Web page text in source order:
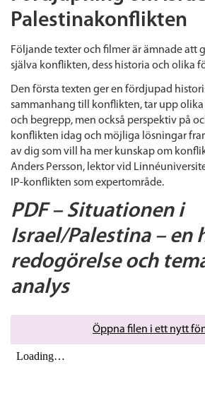
Palestinakonflikten
Följande texter och filmer är ämnade att
själva konflikten, dess historia och olika
Den första texten ger en fördjupad
sammanhang till konflikten, tar upp
och begrepp, men också perspektiv på
konflikten idag och möjliga lösningar
av dig som vill ha mer kunskap om
Anders Persson, lektor vid
IP-konflikten som expertområde.
PDF – Situationen i
Israel/Palestina – en
redogörelse och
analys
Öppna filen i ett nytt